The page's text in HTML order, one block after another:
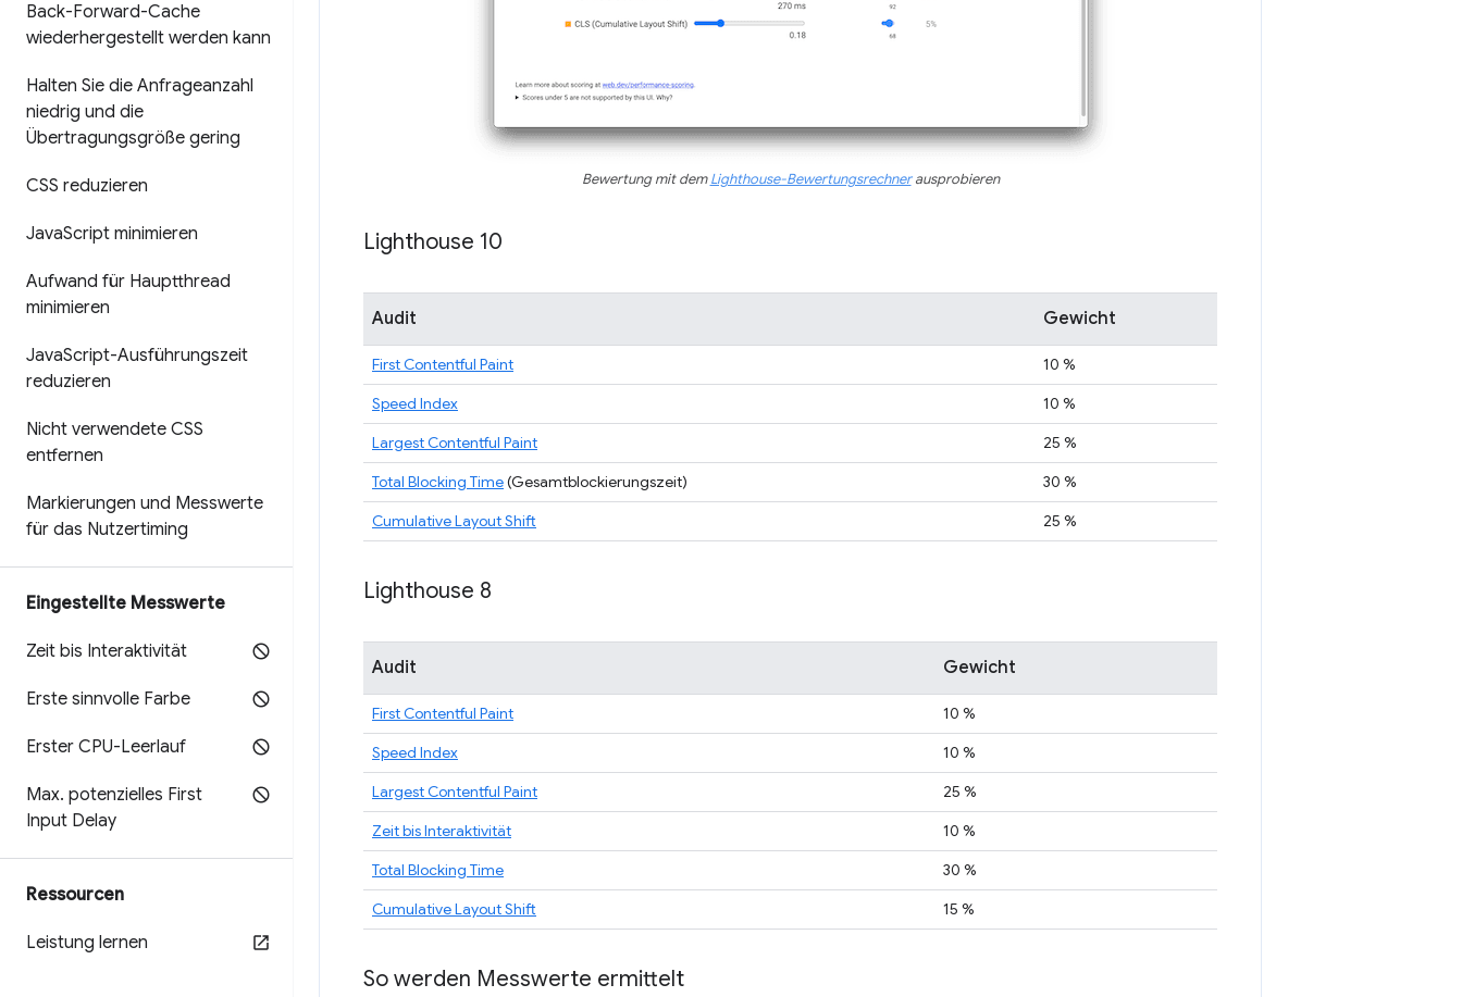
Back-Forward-Cache
wiederhergestellt werden kann
Halten Sie die Anfrageanzahl
niedrig und die
Übertragungsgröße gering
CSS reduzieren
JavaScript minimieren
Aufwand für Hauptthread
minimieren
JavaScript-Ausführungszeit
reduzieren
Nicht verwendete CSS
entfernen
Markierungen und Messwerte
für das Nutzertiming
Eingestellte Messwerte
Zeit bis Interaktivität
Erste sinnvolle Farbe
Erster CPU-Leerlauf
Max. potenzielles First
Input Delay
Ressourcen
Leistung lernen
Bewertung mit demLighthouse-Bewertungsrechnerausprobieren
Lighthouse 10
Audit Gewicht
First Contentful Paint
10 %
Speed Index
10 %
Largest Contentful Paint
25 %
Total Blocking Time(Gesamtblockierungszeit)
30 %
Cumulative Layout Shift
25 %
Lighthouse 8
Audit Gewicht
First Contentful Paint
10 %
Speed Index
10 %
Largest Contentful Paint
25 %
Zeit bis Interaktivität
10 %
Total Blocking Time
30 %
Cumulative Layout Shift
15 %
So werden Messwerte ermittelt